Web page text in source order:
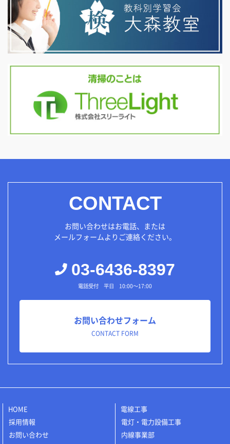
CONTACT
お問い合わせはお電話、または
メールフォームよりご連絡ください。
03-6436-8397
電話受付 平日 10:00～17:00
お問い合わせフォーム
CONTACT FORM
HOME
採用情報
お問い合わせ
電線工事
電灯・電力設備工事
内線事業部